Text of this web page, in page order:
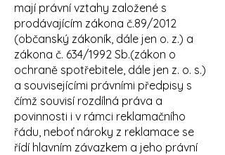
mají právní vztahy založené s
prodávajícím zákona č.89/2012
(občanský zákoník, dále jen o. z.) a
zákona č. 634/1992 Sb.(zákon o
ochraně spotřebitele, dále jen z. o. s.)
a souvisejícími právními předpisy s
čímž souvisí rozdílná práva a
povinnosti i v rámci reklamačního
řádu, neboť nároky z reklamace se
řídí hlavním závazkem a jeho právní